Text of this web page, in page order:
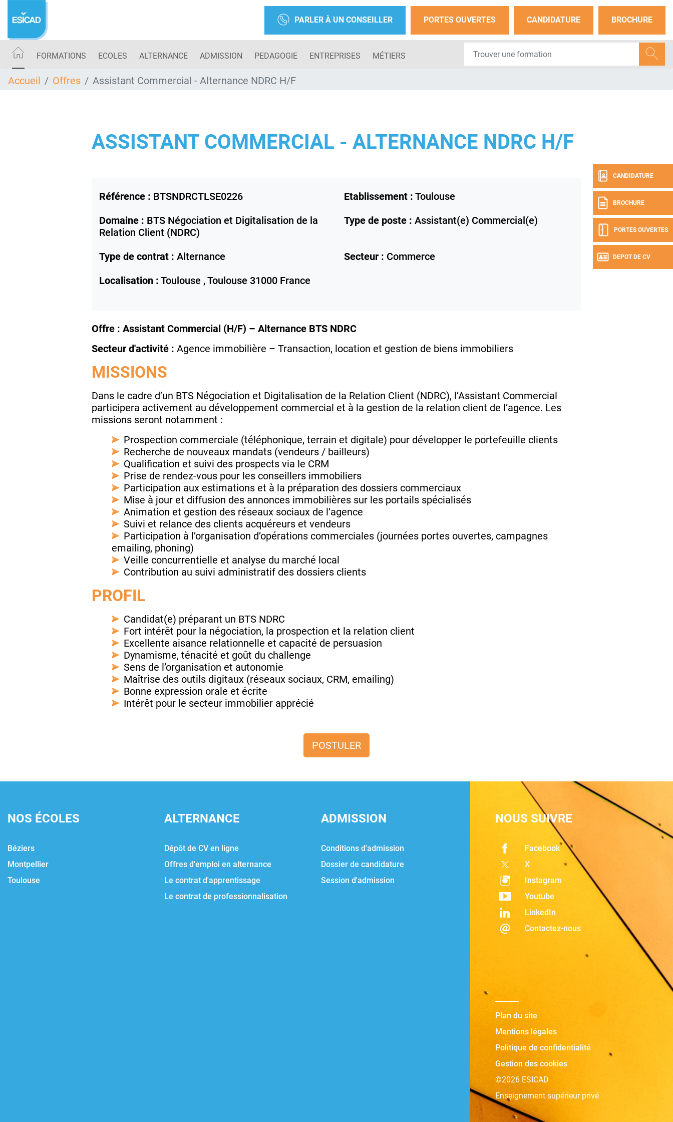
contenu
PARLER À UN CONSEILLER PORTES OUVERTES CANDIDATURE BROCHURE
FORMATIONS ECOLES ALTERNANCE ADMISSION PEDAGOGIE ENTREPRISES MÉTIERS
CANDIDATURE
BROCHURE
PORTES OUVERTES
DEPOT DE CV
Accueil Offres Assistant Commercial - Alternance NDRC H/F
ASSISTANT COMMERCIAL - ALTERNANCE NDRC H/F
Référence : BTSNDRCTLSE0226 Etablissement : Toulouse
Domaine : BTS Négociation et Digitalisation de la
Relation Client (NDRC)
Type de poste : Assistant(e) Commercial(e)
Type de contrat : Alternance Secteur : Commerce
Localisation : Toulouse ,Toulouse 31000 France
Offre : Assistant Commercial (H/F) – Alternance BTS NDRC
Secteur d'activité : Agence immobilière – Transaction, location et gestion de biens immobiliers
MISSIONS
Dans le cadre d’un BTS Négociation et Digitalisation de la Relation Client (NDRC), l’Assistant Commercial
participera activement au développement commercial et à la gestion de la relation client de l’agence. Les
missions seront notamment :
Prospection commerciale (téléphonique, terrain et digitale) pour développer le portefeuille clients
Recherche de nouveaux mandats (vendeurs / bailleurs)
Qualification et suivi des prospects via le CRM
Prise de rendez-vous pour les conseillers immobiliers
Participation aux estimations et à la préparation des dossiers commerciaux
Mise à jour et diffusion des annonces immobilières sur les portails spécialisés
Animation et gestion des réseaux sociaux de l’agence
Suivi et relance des clients acquéreurs et vendeurs
Participation à l’organisation d’opérations commerciales (journées portes ouvertes, campagnes
emailing, phoning)
Veille concurrentielle et analyse du marché local
Contribution au suivi administratif des dossiers clients
PROFIL
Candidat(e) préparant un BTS NDRC
Fort intérêt pour la négociation, la prospection et la relation client
Excellente aisance relationnelle et capacité de persuasion
Dynamisme, ténacité et goût du challenge
Sens de l’organisation et autonomie
Maîtrise des outils digitaux (réseaux sociaux, CRM, emailing)
Bonne expression orale et écrite
Intérêt pour le secteur immobilier apprécié
POSTULER
NOS ÉCOLES
Béziers
Montpellier
Toulouse
ALTERNANCE
Dépôt de CV en ligne
Offres d'emploi en alternance
Le contrat d'apprentissage
Le contrat de professionnalisation
ADMISSION
Conditions d'admission
Dossier de candidature
Session d'admission
NOUS SUIVRE
Facebook
X
Instagram
Youtube
LinkedIn
Contactez-nous
Plan du site
Mentions légales
Politique de confidentialité
Gestion des cookies
©2026 ESICAD
Enseignement supérieur privé